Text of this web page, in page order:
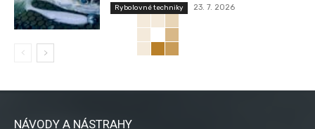
Rybolovné techniky 23. 7. 2026
NÁVODY A NÁSTRAHY